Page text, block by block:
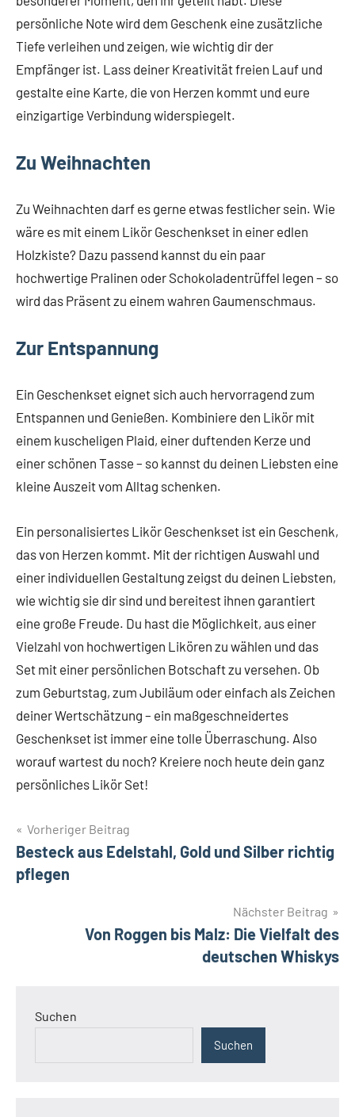
persönliche Note wird dem Geschenk eine zusätzliche
Tiefe verleihen und zeigen, wie wichtig dir der
Empfänger ist. Lass deiner Kreativität freien Lauf und
gestalte eine Karte, die von Herzen kommt und eure
einzigartige Verbindung widerspiegelt.
Zu Weihnachten
Zu Weihnachten darf es gerne etwas festlicher sein. Wie
wäre es mit einem Likör Geschenkset in einer edlen
Holzkiste? Dazu passend kannst du ein paar
hochwertige Pralinen oder Schokoladentrüffel legen – so
wird das Präsent zu einem wahren Gaumenschmaus.
Zur Entspannung
Ein Geschenkset eignet sich auch hervorragend zum
Entspannen und Genießen. Kombiniere den Likör mit
einem kuscheligen Plaid, einer duftenden Kerze und
einer schönen Tasse – so kannst du deinen Liebsten eine
kleine Auszeit vom Alltag schenken.
Ein personalisiertes Likör Geschenkset ist ein Geschenk,
das von Herzen kommt. Mit der richtigen Auswahl und
einer individuellen Gestaltung zeigst du deinen Liebsten,
wie wichtig sie dir sind und bereitest ihnen garantiert
eine große Freude. Du hast die Möglichkeit, aus einer
Vielzahl von hochwertigen Likören zu wählen und das
Set mit einer persönlichen Botschaft zu versehen. Ob
zum Geburtstag, zum Jubiläum oder einfach als Zeichen
deiner Wertschätzung – ein maßgeschneidertes
Geschenkset ist immer eine tolle Überraschung. Also
worauf wartest du noch? Kreiere noch heute dein ganz
persönliches Likör Set!
Beitragsnavigation
Vorheriger Beitrag
Besteck aus Edelstahl, Gold und Silber richtig
pflegen
Nächster Beitrag
Von Roggen bis Malz: Die Vielfalt des
deutschen Whiskys
Suchen
Suchen